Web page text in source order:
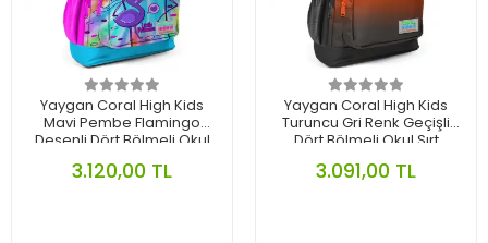
Yaygan Coral High Kids
Mavi Pembe Flamingo
Desenli Dört Bölmeli Okul
3.120,00 TL
Yaygan Coral High Kids
Turuncu Gri Renk Geçişli
Dört Bölmeli Okul Sırt
3.091,00 TL